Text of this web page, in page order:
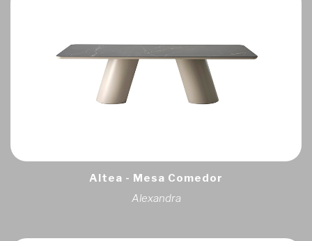
Altea - Mesa Comedor
Alexandra